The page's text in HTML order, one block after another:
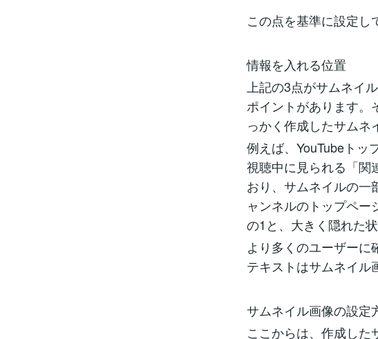
この点を基準に設定し
情報を入れる位置
上記の3点がサムネイ
ポイントがあります。
っかく作成したサムネ
例えば、YouTubeトッ
視聴中に見られる「関
おり、サムネイルの一
ャンネルのトップペー
の1と、大きく隠れた
より多くのユーザーに
テキストはサムネイル
サムネイル画像の設定
ここからは、作成した